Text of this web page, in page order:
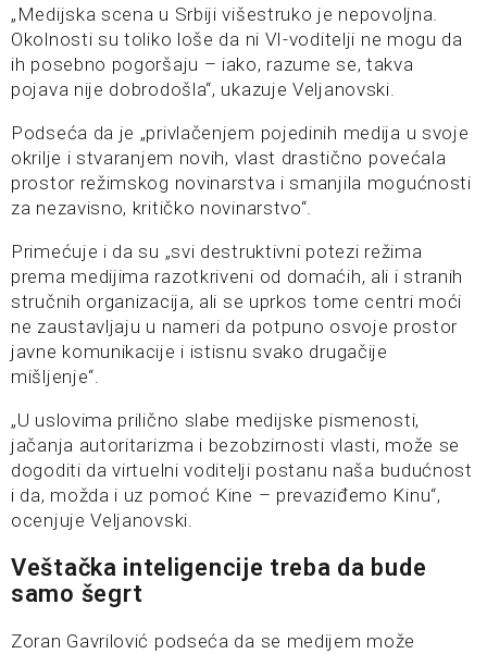
„Medijska scena u Srbiji višestruko je nepovoljna.
Okolnosti su toliko loše da ni VI-voditelji ne mogu da
ih posebno pogoršaju – iako, razume se, takva
pojava nije dobrodošla“, ukazuje Veljanovski.
Podseća da je „privlačenjem pojedinih medija u svoje
okrilje i stvaranjem novih, vlast drastično povećala
prostor režimskog novinarstva i smanjila mogućnosti
za nezavisno, kritičko novinarstvo“.
Primećuje i da su „svi destruktivni potezi režima
prema medijima razotkriveni od domaćih, ali i stranih
stručnih organizacija, ali se uprkos tome centri moći
ne zaustavljaju u nameri da potpuno osvoje prostor
javne komunikacije i istisnu svako drugačije
mišljenje“.
„U uslovima prilično slabe medijske pismenosti,
jačanja autoritarizma i bezobzirnosti vlasti, može se
dogoditi da virtuelni voditelji postanu naša budućnost
i da, možda i uz pomoć Kine – prevaziđemo Kinu“,
ocenjuje Veljanovski.
Veštačka inteligencije treba da bude
samo šegrt
Zoran Gavrilović podseća da se medijem može